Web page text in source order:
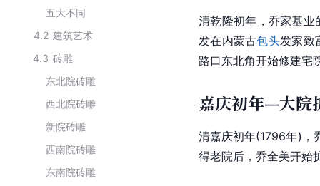
五大不同
4.2 建筑艺术
4.3 砖雕
东北院砖雕
西北院砖雕
新院砖雕
西南院砖雕
东南院砖雕
清乾隆初年，乔家基业
发在内蒙古包头发家致
路口东北角开始修建宅
嘉庆初年—大院
清嘉庆初年(1796年)，
得老院后，乔全美开始